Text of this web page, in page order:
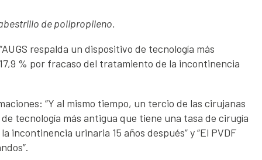
de polipropileno.
respalda un dispositivo de tecnología más
% por fracaso del tratamiento de la incontinencia
“Y al mismo tiempo, un tercio de las cirujanas
tecnología más antigua que tiene una tasa de cirugía
urinaria 15 años después” y “El PVDF